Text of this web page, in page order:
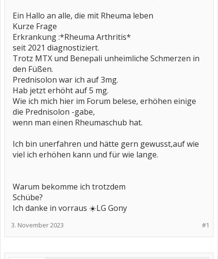
Ein Hallo an alle, die mit Rheuma leben
Kurze Frage
Erkrankung :*Rheuma Arthritis*
seit 2021 diagnostiziert.
Trotz MTX und Benepali unheimliche Schmerzen in
den Füßen.
Prednisolon war ich auf 3mg.
Hab jetzt erhöht auf 5 mg.
Wie ich mich hier im Forum belese, erhöhen einige
die Prednisolon -gabe,
wenn man einen Rheumaschub hat.
Ich bin unerfahren und hätte gern gewusst,auf wie
viel ich erhöhen kann und für wie lange.
Warum bekomme ich trotzdem
Schübe?
Ich danke in vorraus ☀️LG Gony
#1
3. November 2023